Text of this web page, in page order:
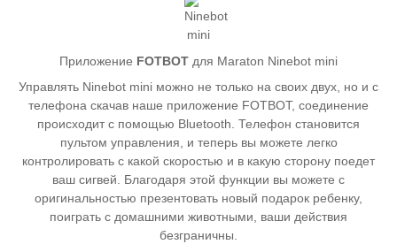
Приложение FOTBOT для Maraton Ninebot mini
Управлять Ninebot mini можно не только на своих двух, но и с
телефона скачав наше приложение FOTBOT, соединение
происходит с помощью Bluetooth. Телефон становится
пультом управления, и теперь вы можете легко
контролировать с какой скоростью и в какую сторону поедет
ваш сигвей. Благодаря этой функции вы можете с
оригинальностью презентовать новый подарок ребенку,
поиграть с домашними животными, ваши действия
безграничны.